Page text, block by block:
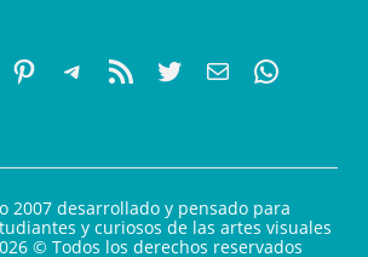
2007 desarrollado y pensado para
y curiosos de las artes visuales
© Todos los derechos reservados